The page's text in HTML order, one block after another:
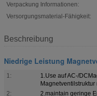
Verpackung Informationen:
Versorgungsmaterial-Fähigkeit:
Beschreibung
Niedrige Leistung
1:
1.Use auf AC-/
Magnetventilstruktur
2:
2.maintain geringe